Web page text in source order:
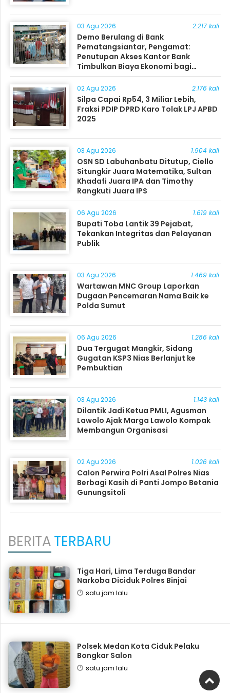
03 Agu 2026 2.217 kali
Demo Berulang di Bank
Pematangsiantar, Pengamat:
Penutupan Akses Kantor Bank
Timbulkan Biaya Ekonomi bagi
Masyarakat
02 Agu 2026 2.176 kali
Silpa Capai Rp54, 3 Miliar Lebih,
Fraksi PDIP DPRD Karo Tolak LPJ APBD
2025
03 Agu 2026 1.904 kali
OSN SD Labuhanbatu Ditutup, Ciello
Situngkir Juara Matematika, Sultan
Khadafi Juara IPA dan Timothy
Rangkuti Juara IPS
06 Agu 2026 1.619 kali
Bupati Toba Lantik 39 Pejabat,
Tekankan Integritas dan Pelayanan
Publik
03 Agu 2026 1.469 kali
Wartawan MNC Group Laporkan
Dugaan Pencemaran Nama Baik ke
Polda Sumut
06 Agu 2026 1.286 kali
Dua Tergugat Mangkir, Sidang
Gugatan KSP3 Nias Berlanjut ke
Pembuktian
03 Agu 2026 1.143 kali
Dilantik Jadi Ketua PMLI, Agusman
Lawolo Ajak Marga Lawolo Kompak
Membangun Organisasi
02 Agu 2026 1.026 kali
Calon Perwira Polri Asal Polres Nias
Berbagi Kasih di Panti Jompo Betania
Gunungsitoli
BERITATERBARU
Tiga Hari, Lima Terduga Bandar
Narkoba Diciduk Polres Binjai
satu jam lalu
Polsek Medan Kota Ciduk Pelaku
Bongkar Salon
satu jam lalu